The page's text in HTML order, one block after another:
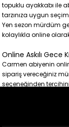
topuklu ayakkabı ile
tarzınıza uygun
Yen sezon mürdüm
kolaylıkla online
Online Askılı Gece
Carmen abiyenin
sipariş vereceğiniz
seçeneğinden
ve ya değişim için